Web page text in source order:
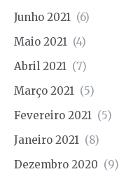
Junho 2021 (6)
Maio 2021 (4)
Abril 2021 (7)
Março 2021 (5)
Fevereiro 2021 (5)
Janeiro 2021 (8)
Dezembro 2020 (9)